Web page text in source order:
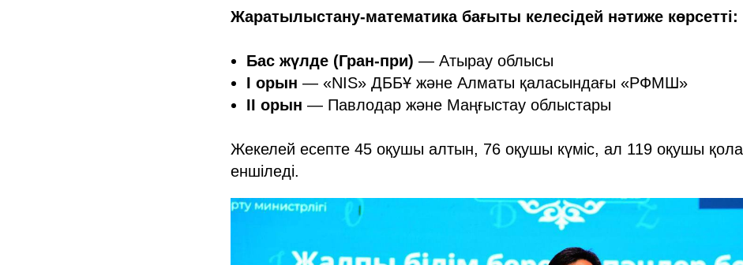
Жаратылыстану-математика бағыты келесідей нәтиже көрсетті:
Бас жүлде (Гран-при) — Атырау облысы
І орын — «NIS» ДББҰ және Алматы қаласындағы «РФМШ»
ІІ орын — Павлодар және Маңғыстау облыстары
Жекелей есепте 45 оқушы алтын, 76 оқушы күміс, ал 119 оқушы
еншіледі.